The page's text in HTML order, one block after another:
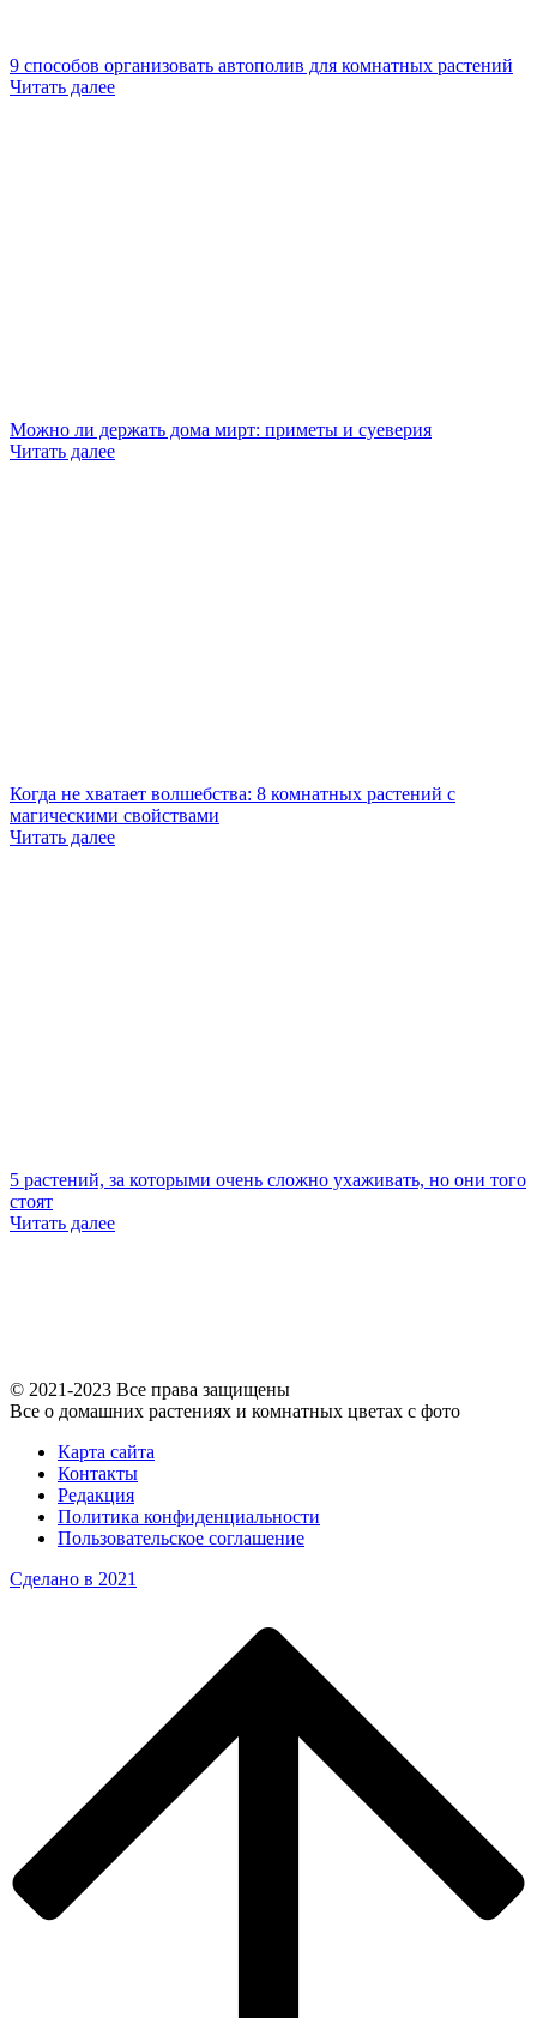
9 способов организовать автополив для комнатных растений
Читать далее
Можно ли держать дома мирт: приметы и суеверия
Читать далее
Когда не хватает волшебства: 8 комнатных растений с
магическими свойствами
Читать далее
5 растений, за которыми очень сложно ухаживать, но они того
стоят
Читать далее
© 2021-2023 Все права защищены
Все о домашних растениях и комнатных цветах с фото
Карта сайта
Контакты
Редакция
Политика конфиденциальности
Пользовательское соглашение
Сделано в 2021